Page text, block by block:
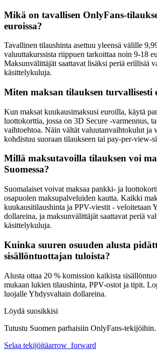
Mikä on tavallisen OnlyFans-
euroissa?
Tavallinen tilaushinta asettuu yleensä välille
valuuttakurssista riippuen tarkoittaa noin 9-18
Maksunvälittäjät saattavat lisäksi periä erillisiä
käsittelykuluja.
Miten maksan tilauksen turvallisesti
Kun maksat kuukausimaksusi euroilla, käytä
luottokorttia, jossa on 3D Secure -varmennus,
vaihtoehtoa. Näin vältät valuutanvaihtokulut ja
kohdistuu suoraan tilaukseen tai pay-per-view-
Millä maksutavoilla tilauksen voi
Suomessa?
Suomalaiset voivat maksaa pankki- ja
osapuolen maksupalveluiden kautta. Kaikki
kuukausitilaushinta ja PPV-viestit - veloitetaan
dollareina, ja maksunvälittäjät saattavat periä
käsittelykuluja.
Kuinka suuren osuuden alusta
sisällöntuottajan tuloista?
Alusta ottaa 20 % komission kaikista
mukaan lukien tilaushinta, PPV-ostot ja tipit.
luojalle Yhdysvaltain dollareina.
Löydä suosikkisi
Tutustu Suomen parhaisiin OnlyFans-tekijöihin.
Selaa tekijöitäarrow_forward